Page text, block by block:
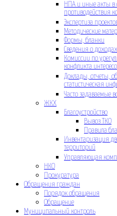
НПА и иные акты в
противодействия
Экспертиза
Методические
Формы, бланки
Сведения о доходах
Комиссии по
конфликта
Доклады, отчеты,
статистическая
Часто задаваемые
ЖКХ
Благоустройство
Вывоз ТКО
Правила
Инвентаризация
территорий
Управляющая
НКО
Прокуратура
Обращения граждан
Порядок обращения
Обращение
Муниципальный контроль